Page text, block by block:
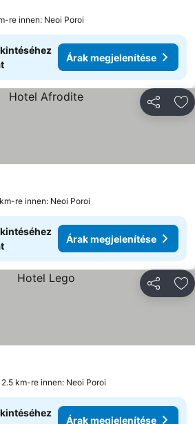
re innen: Neoi Poroi
Árak megjelenítése
re innen: Neoi Poroi
Árak megjelenítése
2.5 km-re innen: Neoi Poroi
Árak megjelenítése